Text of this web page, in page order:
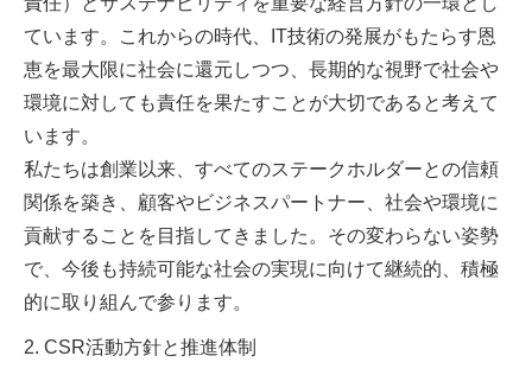
ています。これからの時代、IT技術の発展がもたらす恩
恵を最大限に社会に還元しつつ、長期的な視野で社会や
環境に対しても責任を果たすことが大切であると考えて
います。
私たちは創業以来、すべてのステークホルダーとの信頼
関係を築き、顧客やビジネスパートナー、社会や環境に
貢献することを目指してきました。その変わらない姿勢
で、今後も持続可能な社会の実現に向けて継続的、積極
的に取り組んで参ります。
2. CSR活動方針と推進体制